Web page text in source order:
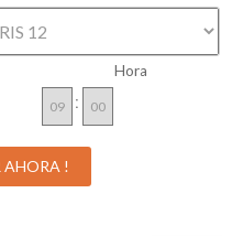
Hora
: